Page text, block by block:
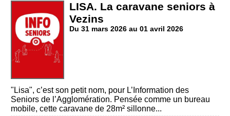
LISA. La caravane seniors à
Vezins
Du 31 mars 2026 au 01 avril 2026
"Lisa", c’est son petit nom, pour L’Information des
Seniors de l’Agglomération. Pensée comme un bureau
mobile, cette caravane de 28m² sillonne...